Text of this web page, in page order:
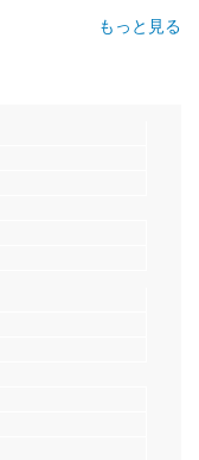
もっと見る